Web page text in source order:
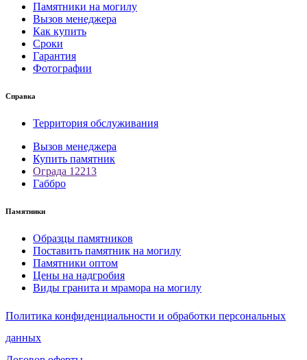
Памятники на могилу
Вызов менеджера
Как купить
Сроки
Гарантия
Фотографии
Справка
Территория обслуживания
Вызов менеджера
Купить памятник
Ограда 12213
Габбро
Памятники
Образцы памятников
Поставить памятник на могилу
Памятники оптом
Цены на надгробия
Виды гранита и мрамора на могилу
Политика конфиденциальности и обработки персональных
данных